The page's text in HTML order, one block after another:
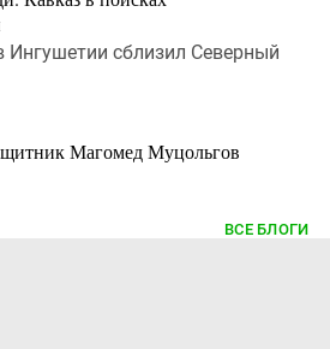
Ингушетии сблизил Северный
Магомед Муцольгов
ВСЕ БЛОГИ